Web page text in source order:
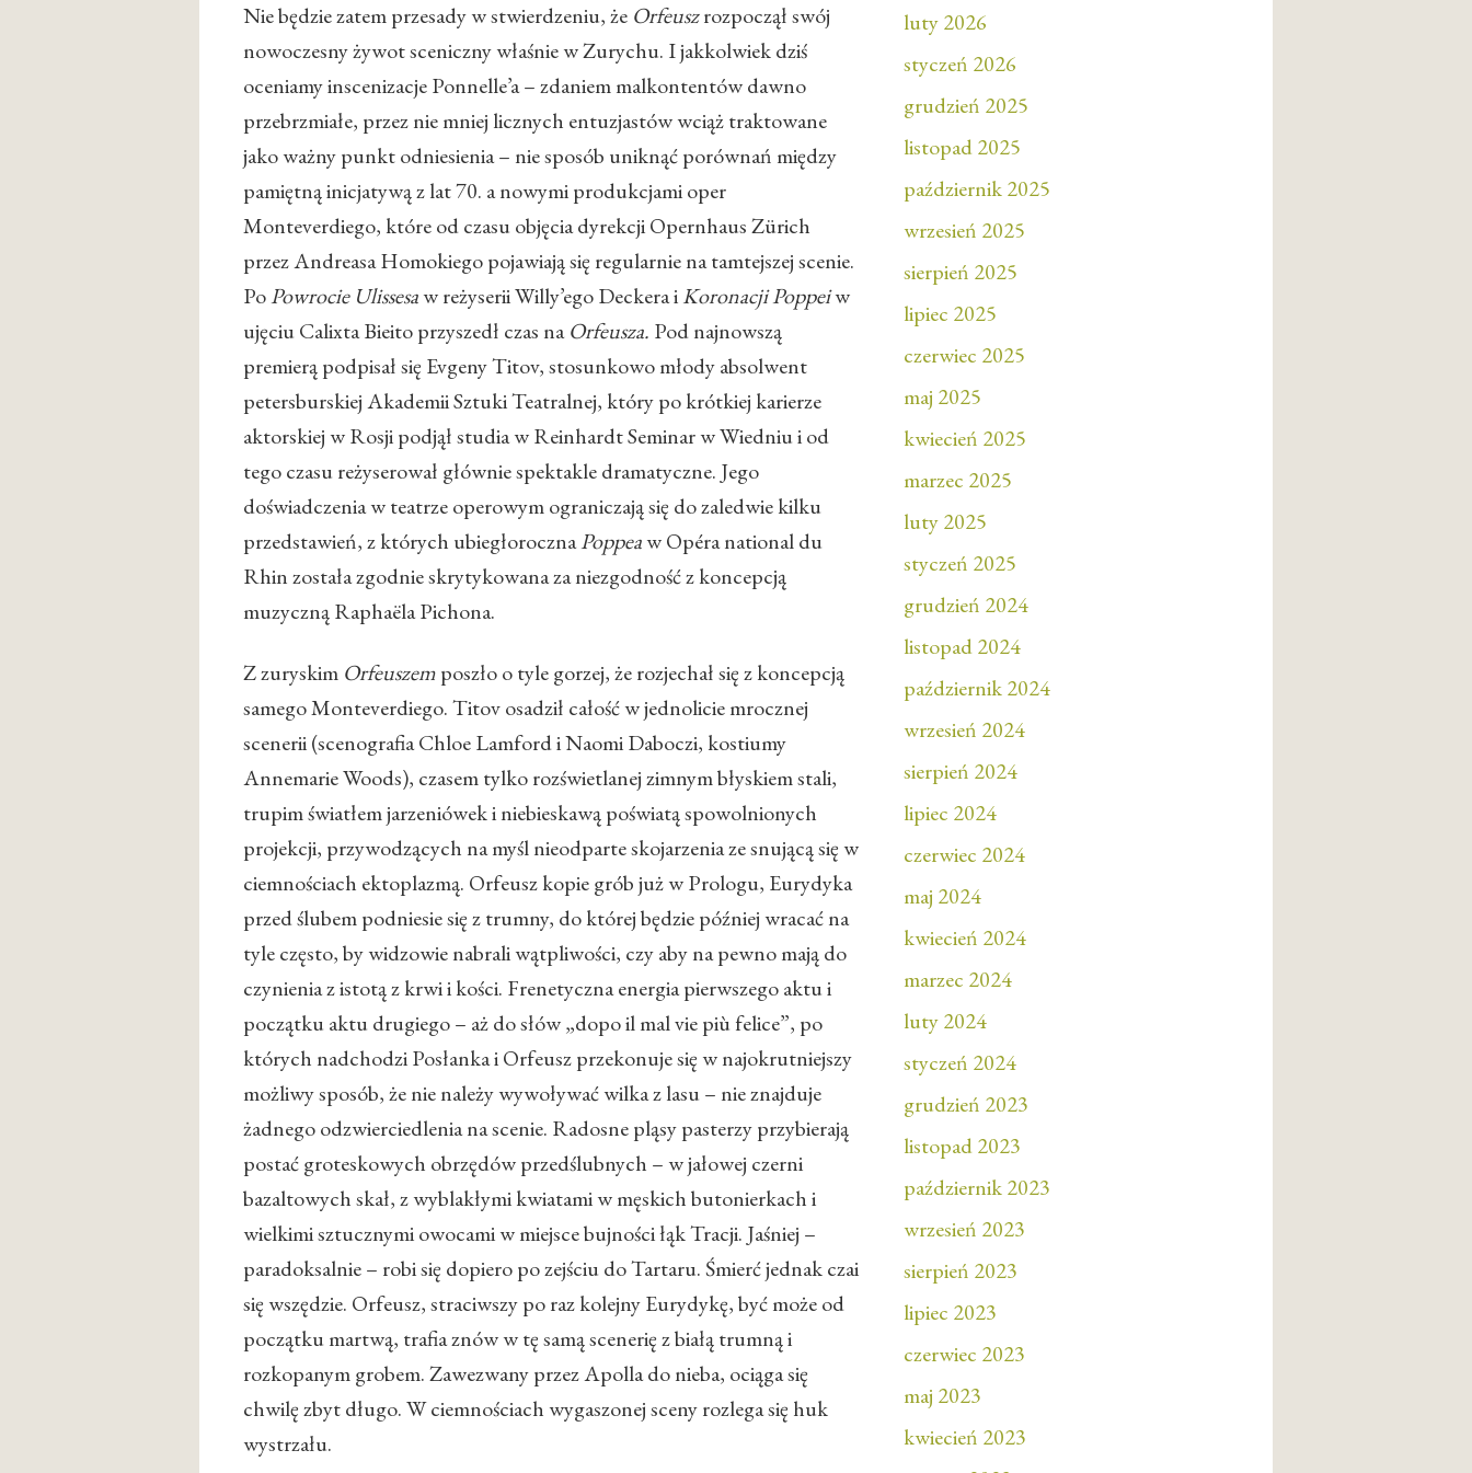
Nie będzie zatem przesady w stwierdzeniu, że Orfeuszrozpoczął swój
nowoczesny żywot sceniczny właśnie w Zurychu. I jakkolwiek dziś
oceniamy inscenizacje Ponnelle’a – zdaniem malkontentów dawno
przebrzmiałe, przez nie mniej licznych entuzjastów wciąż traktowane
jako ważny punkt odniesienia – nie sposób uniknąć porównań między
pamiętną inicjatywą z lat 70. a nowymi produkcjami oper
Monteverdiego, które od czasu objęcia dyrekcji Opernhaus Zürich
przez Andreasa Homokiego pojawiają się regularnie na tamtejszej scenie.
PoPowrocie Ulissesaw reżyserii Willy’ego Deckera iKoronacji Poppeiw
ujęciu Calixta Bieito przyszedł czas naOrfeusza. Pod najnowszą
premierą podpisał się Evgeny Titov, stosunkowo młody absolwent
petersburskiej Akademii Sztuki Teatralnej, który po krótkiej karierze
aktorskiej w Rosji podjął studia w Reinhardt Seminar w Wiedniu i od
tego czasu reżyserował głównie spektakle dramatyczne. Jego
doświadczenia w teatrze operowym ograniczają się do zaledwie kilku
przedstawień, z których ubiegłorocznaPoppeaw Opéra national du
Rhin została zgodnie skrytykowana za niezgodność z koncepcją
muzyczną Raphaëla Pichona.
Z zuryskim Orfeuszemposzło o tyle gorzej, że rozjechał się z koncepcją
samego Monteverdiego. Titov osadził całość w jednolicie mrocznej
scenerii (scenografia Chloe Lamford i Naomi Daboczi, kostiumy
Annemarie Woods), czasem tylko rozświetlanej zimnym błyskiem stali,
trupim światłem jarzeniówek i niebieskawą poświatą spowolnionych
projekcji, przywodzących na myśl nieodparte skojarzenia ze snującą się w
ciemnościach ektoplazmą. Orfeusz kopie grób już w Prologu, Eurydyka
przed ślubem podniesie się z trumny, do której będzie później wracać na
tyle często, by widzowie nabrali wątpliwości, czy aby na pewno mają do
czynienia z istotą z krwi i kości. Frenetyczna energia pierwszego aktu i
początku aktu drugiego – aż do słów „dopo il mal vie più felice”, po
których nadchodzi Posłanka i Orfeusz przekonuje się w najokrutniejszy
możliwy sposób, że nie należy wywoływać wilka z lasu – nie znajduje
żadnego odzwierciedlenia na scenie. Radosne pląsy pasterzy przybierają
postać groteskowych obrzędów przedślubnych – w jałowej czerni
bazaltowych skał, z wyblakłymi kwiatami w męskich butonierkach i
wielkimi sztucznymi owocami w miejsce bujności łąk Tracji. Jaśniej –
paradoksalnie – robi się dopiero po zejściu do Tartaru. Śmierć jednak czai
się wszędzie. Orfeusz, straciwszy po raz kolejny Eurydykę, być może od
początku martwą, trafia znów w tę samą scenerię z białą trumną i
rozkopanym grobem. Zawezwany przez Apolla do nieba, ociąga się
chwilę zbyt długo. W ciemnościach wygaszonej sceny rozlega się huk
wystrzału.
luty 2026
styczeń 2026
grudzień 2025
listopad 2025
październik 2025
wrzesień 2025
sierpień 2025
lipiec 2025
czerwiec 2025
maj 2025
kwiecień 2025
marzec 2025
luty 2025
styczeń 2025
grudzień 2024
listopad 2024
październik 2024
wrzesień 2024
sierpień 2024
lipiec 2024
czerwiec 2024
maj 2024
kwiecień 2024
marzec 2024
luty 2024
styczeń 2024
grudzień 2023
listopad 2023
październik 2023
wrzesień 2023
sierpień 2023
lipiec 2023
czerwiec 2023
maj 2023
kwiecień 2023